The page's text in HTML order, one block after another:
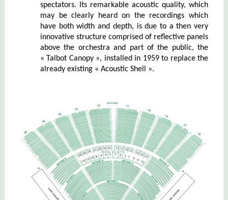
spectators. Its remarkable acoustic quality, which
may be clearly heard on the recordings which
have both width and depth, is due to a then very
innovative structure comprised of reflective panels
above the orchestra and part of the public, the
« Talbot Canopy », installed in 1959 to replace the
already existing « Acoustic Shell ».